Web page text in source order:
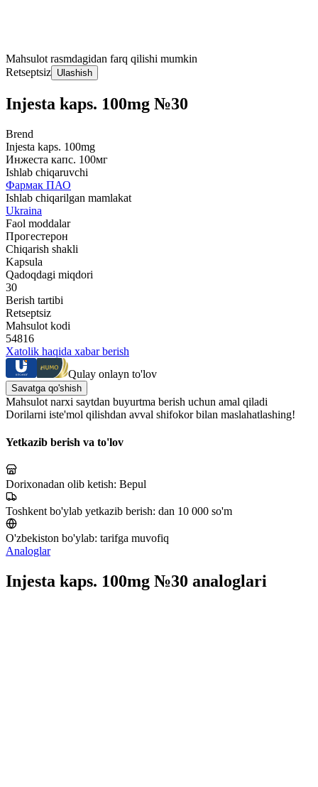
Mahsulot rasmdagidan farq qilishi mumkin
Retseptsiz Ulashish
Injesta kaps. 100mg №30
Brend
Injesta kaps. 100mg
Инжеста капс. 100мг
Ishlab chiqaruvchi
Фармак ПАО
Ishlab chiqarilgan mamlakat
Ukraina
Faol moddalar
Прогестерон
Chiqarish shakli
Kapsula
Qadoqdagi miqdori
30
Berish tartibi
Retseptsiz
Mahsulot kodi
54816
Xatolik haqida xabar berish
Qulay onlayn to'lov
Savatga qo'shish
Mahsulot narxi saytdan buyurtma berish uchun amal qiladi
Dorilarni iste'mol qilishdan avval shifokor bilan maslahatlashing!
Yetkazib berish va to'lov
Dorixonadan olib ketish: Bepul
Toshkent bo'ylab yetkazib berish: dan 10 000 so'm
O'zbekiston bo'ylab: tarifga muvofiq
Analoglar
Injesta kaps. 100mg №30 analoglari